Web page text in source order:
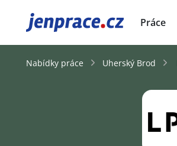
JenPráce.cz Práce
Nabídky práce Uherský Brod